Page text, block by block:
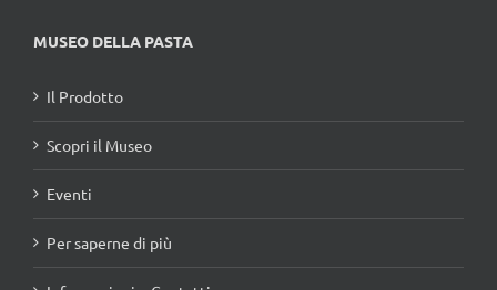
MUSEO DELLA PASTA
Il Prodotto
Scopri il Museo
Eventi
Per saperne di più